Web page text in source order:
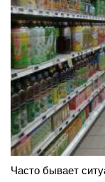
Часто бывает